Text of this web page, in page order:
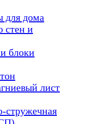
для дома
стен и
блоки
лист
стружечная